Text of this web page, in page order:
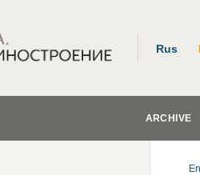
Rus
ARCHIVE